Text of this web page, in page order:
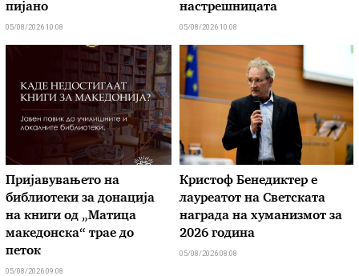
пијано
05/08/2026 10:08
настрешницата
05/08/2026 10:08
Пријавувањето на
библиотеки за донација
на книги од „Матица
македонска“ трае до
петок
05/08/2026 09:08
Кристоф Бенедиктер е
лауреатот на Светската
награда на хуманизмот за
2026 година
05/08/2026 08:08